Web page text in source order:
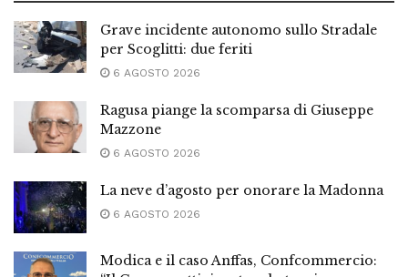
Grave incidente autonomo sullo Stradale
per Scoglitti: due feriti
6 AGOSTO 2026
Ragusa piange la scomparsa di Giuseppe
Mazzone
6 AGOSTO 2026
La neve d’agosto per onorare la Madonna
6 AGOSTO 2026
Modica e il caso Anffas, Confcommercio: